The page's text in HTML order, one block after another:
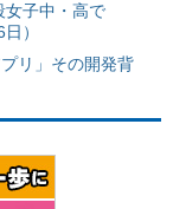
女子中・高で
）
リ」その開発背